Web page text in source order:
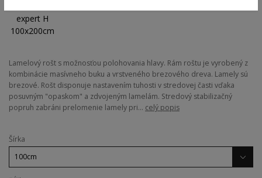
Lamelový rošt s možnosťou polohovania hlavy. Rám roštu je vyrobený z
kombinácie masívneho buku a vrstveného brezového dreva. Lamely sú
brezové. Rošt disponuje nastavením tuhosti v stredovej časti vďaka
posuvným "opaskom" a zdvojeným lamelám. Stredový stabilizačný
popruh zabráni prelomenie lamely pri... celý popis
Šírka